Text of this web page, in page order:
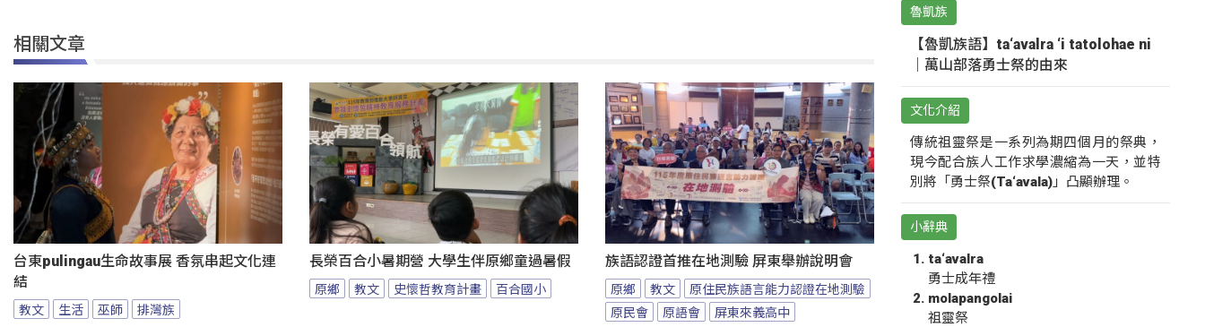
相關文章
台東pulingau生命故事展 香氛串起文化連
結
教文 生活 巫師 排灣族
長榮百合小暑期營 大學生伴原鄉童過暑假
原鄉 教文 史懷哲教育計畫 百合國小
族語認證首推在地測驗 屏東舉辦說明會
原鄉 教文
原住民族語言能力認證在地測驗
原民會
原語會 屏東來義高中
魯凱族
【魯凱族語】ta‘avalra ‘i tatolohae ni
｜萬山部落勇士祭的由來
文化介紹
傳統祖靈祭是一系列為期四個月的祭典，
現今配合族人工作求學濃縮為一天，並特
別將「勇士祭(Ta‘avala)」凸顯辦理。
小辭典
ta‘avalra
勇士成年禮
molapangolai
祖靈祭